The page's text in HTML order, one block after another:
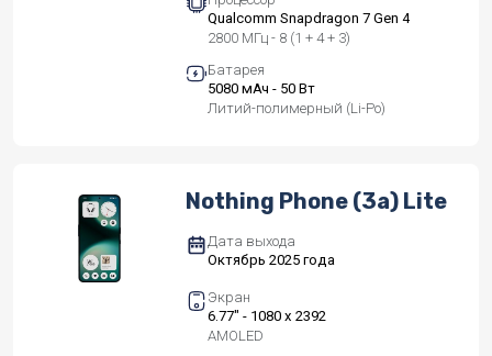
Qualcomm Snapdragon 7 Gen 4
2800 МГц - 8 (1 + 4 + 3)
Батарея
5080 мАч - 50 Вт
Литий-полимерный (Li-Po)
Nothing Phone (3a) Lite
Дата выхода
Октябрь 2025 года
Экран
6.77" - 1080 x 2392
AMOLED